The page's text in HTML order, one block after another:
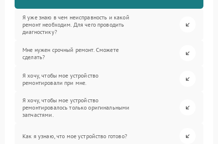
Я уже знаю в чем неисправность и какой
ремонт необходим. Для чего проводить
диагностику?
Мне нужен срочный ремонт. Сможете
сделать?
Я хочу, чтобы мое устройство
ремонтировали при мне.
Я хочу, чтобы мое устройство
ремонтировалось только оригинальными
запчастями.
Как я узнаю, что мое устройство готово?